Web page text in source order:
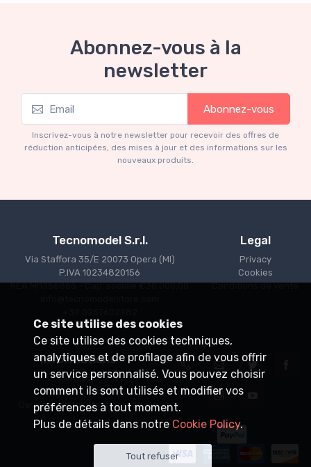
Mythos Collection 1-18
Ferrari 166 MM Abarth Metallic Silver Press
€227.05 €239.00
Abonnez-vous à la
newsletter
Abonnez-vous
Inscrivez-vous à notre newsletter pour recevoir des offres de
réduction anticipées, des mises à jour et des informations sur les
nouveaux produits.
Tecnomodel S.r.l.
Via Staffora 35/E 20073 Opera (MI)
P.IVA 10234820156
REA MI1356865 - Cap. sociale €30.000,00
Legal
Privacy
Cookies
Conditions de vente
Informations
Livraison
Points de vente
Devenez distributeur agréé
Ce site utilise des cookies
Ce site utilise des cookies techniques,
analytiques et de profilage afin de vous offrir
un service personnalisé. Vous pouvez choisir
comment ils sont utilisés et modifier vos
préférences à tout moment.
Plus de détails dans notre Cookie Policy.
Tout refuser